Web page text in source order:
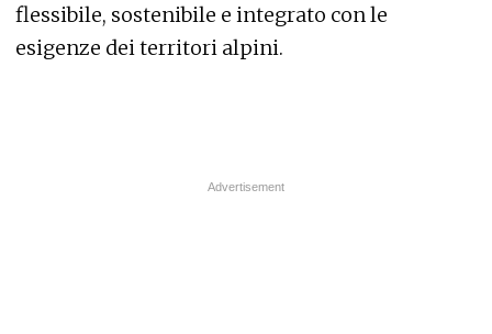
flessibile, sostenibile e integrato con le
esigenze dei territori alpini.